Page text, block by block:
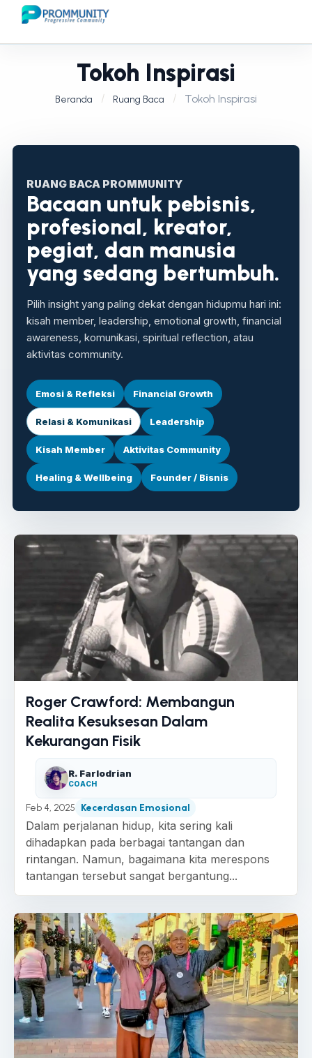
Tokoh Inspirasi
Beranda Ruang Baca Tokoh Inspirasi
RUANG BACA PROMMUNITY
Bacaan untuk pebisnis,
profesional, kreator,
pegiat, dan manusia
yang sedang bertumbuh.
Pilih insight yang paling dekat dengan hidupmu hari ini:
kisah member, leadership, emotional growth, financial
awareness, komunikasi, spiritual reflection, atau
aktivitas community.
Emosi & Refleksi Financial Growth
Relasi & Komunikasi Leadership
Kisah Member Aktivitas Community
Healing & Wellbeing Founder / Bisnis
Roger Crawford: Membangun
Realita Kesuksesan Dalam
Kekurangan Fisik
R. Farlodrian
COACH
Feb 4, 2025 Kecerdasan Emosional
Dalam perjalanan hidup, kita sering kali
dihadapkan pada berbagai tantangan dan
rintangan. Namun, bagaimana kita merespons
tantangan tersebut sangat bergantung...